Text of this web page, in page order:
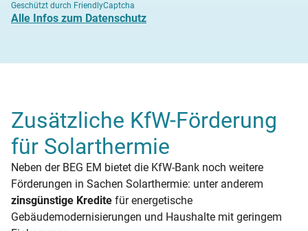
Geschützt durch FriendlyCaptcha
Alle Infos zum Datenschutz
Zusätzliche KfW-Förderung
für Solarthermie
Neben der BEG EM bietet die KfW-Bank noch weitere
Förderungen in Sachen Solarthermie: unter anderem
zinsgünstige Kredite für energetische
Gebäudemodernisierungen und Haushalte mit geringem